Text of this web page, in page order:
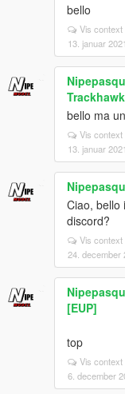
bello
Vis context
13. januar 2021
bello ma
Vis context
13. januar 2021
Ciao, bello
discord?
Vis context
24. december
[EUP]
top
Vis context
6. december